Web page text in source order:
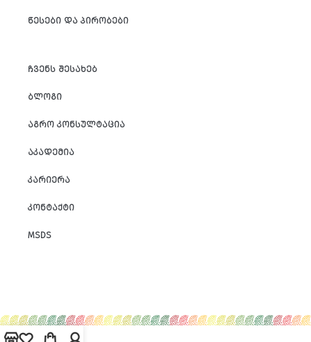
ᲬᲔᲡᲔᲑᲘ ᲓᲐ ᲞᲘᲠᲝᲑᲔᲑᲘ
ᲩᲕᲔᲜᲡ ᲨᲔᲡᲐᲮᲔᲑ
ᲑᲚᲝᲒᲘ
ᲐᲒᲠᲝ ᲙᲝᲜᲡᲣᲚᲢᲐᲪᲘᲐ
ᲐᲙᲐᲓᲔᲛᲘᲐ
ᲙᲐᲠᲘᲔᲠᲐ
ᲙᲝᲜᲢᲐᲥᲢᲘ
MSDS